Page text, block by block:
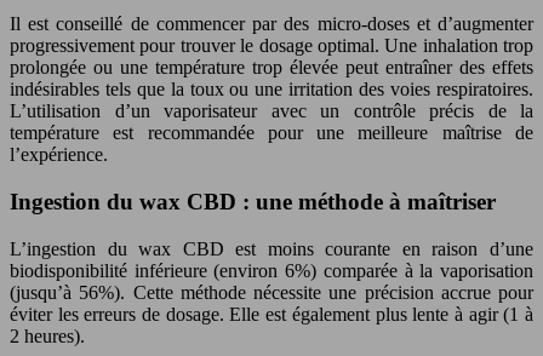
Il est conseillé de commencer par des micro-doses et d’augmenter
progressivement pour trouver le dosage optimal. Une inhalation trop
prolongée ou une température trop élevée peut entraîner des effets
indésirables tels que la toux ou une irritation des voies respiratoires.
L’utilisation d’un vaporisateur avec un contrôle précis de la
température est recommandée pour une meilleure maîtrise de
l’expérience.
Ingestion du wax CBD : une méthode à maîtriser
L’ingestion du wax CBD est moins courante en raison d’une
biodisponibilité inférieure (environ 6%) comparée à la vaporisation
(jusqu’à 56%). Cette méthode nécessite une précision accrue pour
éviter les erreurs de dosage. Elle est également plus lente à agir (1 à
2 heures).